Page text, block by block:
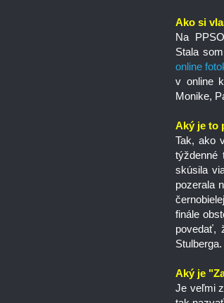
Ako si
Na
Stala
online
v online
Monike,
Aký je to
Tak, ako
týždenné
skúsila
pozerala
finále
povedať,
Stulberga.
Aký je
Je veľmi